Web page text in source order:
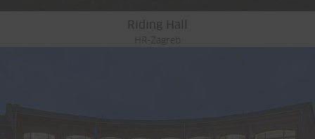
Riding Hall
HR-Zagreb